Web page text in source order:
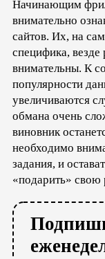
Начинающим
внимательно
сайтов. Их, на
специфика, везде
внимательны. К
популярности
увеличиваются
обмана очень
виновник
необходимо
задания, и
«подарить» свою